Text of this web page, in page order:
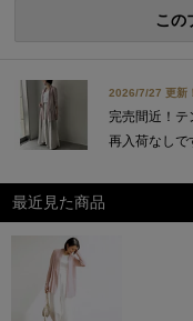
この
2026/7/27 更新！
完売間近！テ
再入荷なしで
最近見た商品